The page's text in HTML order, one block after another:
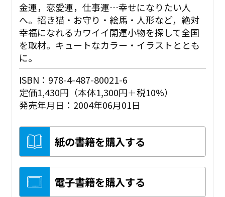
金運，恋愛運，仕事運…幸せになりたい人
へ。招き猫・お守り・絵馬・人形など，絶対
幸福になれるカワイイ開運小物を探して全国
を取材。キュートなカラー・イラストととも
に。
ISBN：978-4-487-80021-6
定価1,430円（本体1,300円＋税10%）
発売年月日：2004年06月01日
紙の書籍を購入する
電子書籍を購入する